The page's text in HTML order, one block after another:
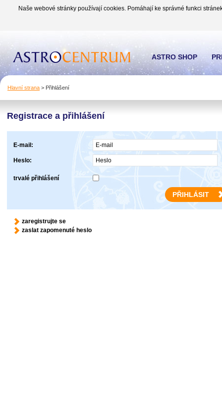
Naše webové stránky používají cookies. Pomáhají ke správné funkci
Hlavní strana > Přihlášení
Registrace a přihlášení
E-mail:
Heslo:
trvalé přihlášení
zaregistrujte se
zaslat zapomenuté heslo
ASTRO SHOP